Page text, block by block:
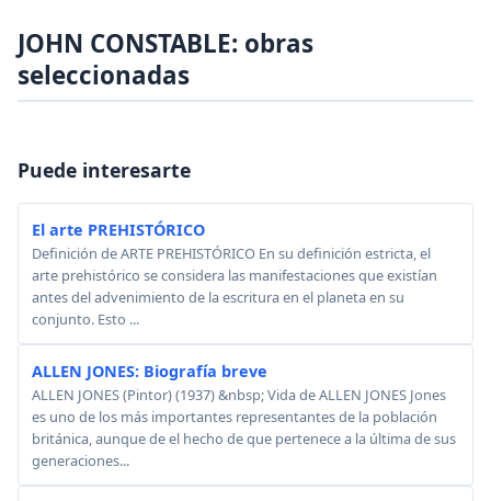
JOHN CONSTABLE: obras
seleccionadas
Puede interesarte
El arte PREHISTÓRICO
Definición de ARTE PREHISTÓRICO En su definición estricta, el
arte prehistórico se considera las manifestaciones que existían
antes del advenimiento de la escritura en el planeta en su
conjunto. Esto ...
ALLEN JONES: Biografía breve
ALLEN JONES (Pintor) (1937) &nbsp; Vida de ALLEN JONES Jones
es uno de los más importantes representantes de la población
británica, aunque de el hecho de que pertenece a la última de sus
generaciones...